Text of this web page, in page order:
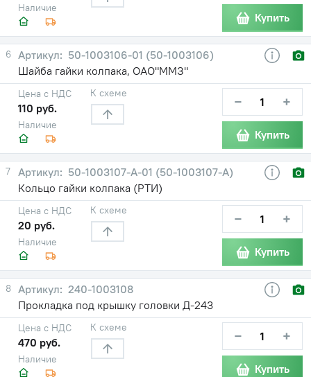
Наличие
Купить
6
50-1003106-01 (50-1003106)
Шайба гайки колпака, ОАО"ММЗ"
Наличие
Цена с НДС
110 руб.
К схеме − +
Купить
7
50-1003107-А-01 (50-1003107-А)
Кольцо гайки колпака (РТИ)
Наличие
Цена с НДС
20 руб.
К схеме − +
Купить
8
240-1003108
Прокладка под крышку головки Д-243
Наличие
Цена с НДС
470 руб.
К схеме − +
Купить